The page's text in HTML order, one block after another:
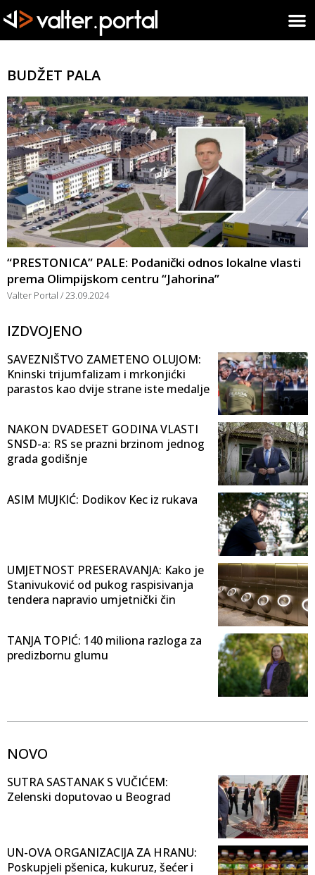
BUDŽET PALA
“PRESTONICA” PALE: Podanički odnos lokalne vlasti
prema Olimpijskom centru “Jahorina”
Valter Portal 23.09.2024
IZDVOJENO
SAVEZNIŠTVO ZAMETENO OLUJOM:
Kninski trijumfalizam i mrkonjićki
parastos kao dvije strane iste medalje
NAKON DVADESET GODINA VLASTI
SNSD-a: RS se prazni brzinom jednog
grada godišnje
ASIM MUJKIĆ: Dodikov Kec iz rukava
UMJETNOST PRESERAVANJA: Kako je
Stanivuković od pukog raspisivanja
tendera napravio umjetnički čin
TANJA TOPIĆ: 140 miliona razloga za
predizbornu glumu
NOVO
SUTRA SASTANAK S VUČIĆEM:
Zelenski doputovao u Beograd
UN-OVA ORGANIZACIJA ZA HRANU:
Poskupjeli pšenica, kukuruz, šećer i